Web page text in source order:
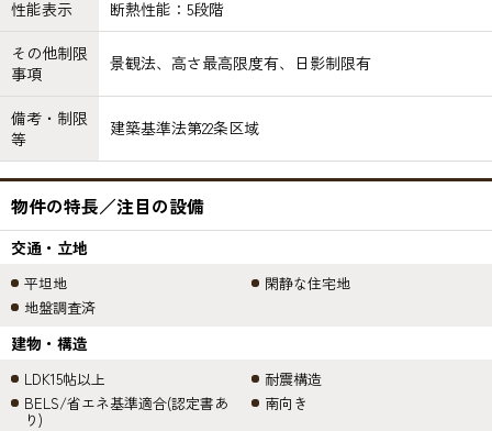
性能表示
断熱性能：5段階
その他制限
事項
景観法、高さ最高限度有、日影制限有
備考・制限
等
建築基準法第22条区域
物件の特長／注目の設備
交通・立地
平坦地
閑静な住宅地
地盤調査済
建物・構造
LDK15帖以上
耐震構造
BELS/省エネ基準適合(認定書あ
り)
南向き